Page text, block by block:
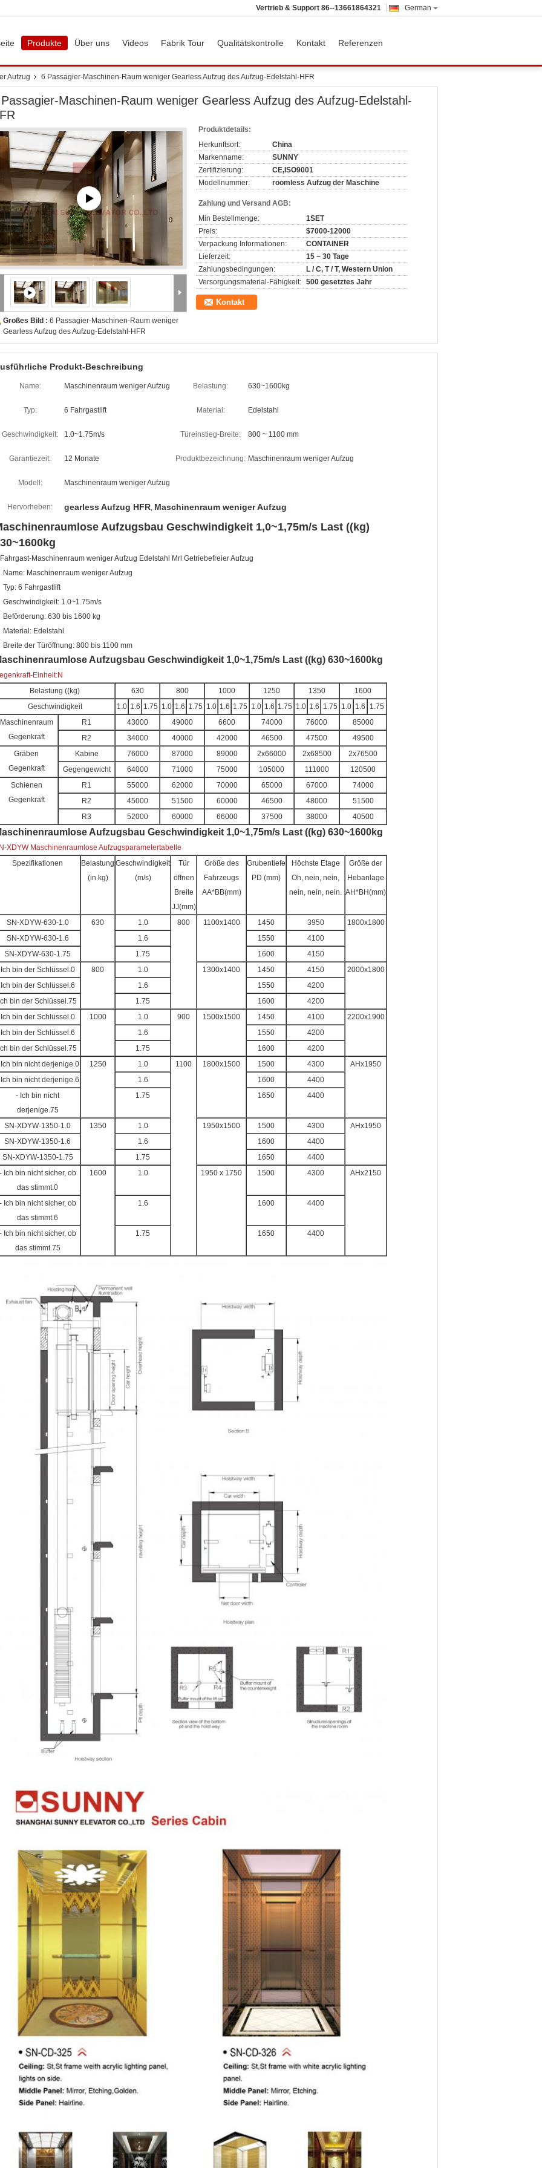
German
Vertrieb & Support 86--13661864321
Produkte Über uns Videos Fabrik Tour Qualitätskontrolle Kontakt Referenzen
Aufzug 6 Passagier-Maschinen-Raum weniger Gearless Aufzug des Aufzug-Edelstahl-HFR
Maschinen-Raum weniger Gearless Aufzug des Aufzug-Edelstahl-
Großes Bild : 6 Passagier-Maschinen-Raum weniger
Gearless Aufzug des Aufzug-Edelstahl-HFR
Produktdetails:
Herkunftsort:
China
Markenname:
SUNNY
Zertifizierung:
CE,ISO9001
Modellnummer:
roomless Aufzug der Maschine
Zahlung und Versand AGB:
Min Bestellmenge:
1SET
Preis:
$7000-12000
Verpackung Informationen:
CONTAINER
Lieferzeit:
15 ~ 30 Tage
Zahlungsbedingungen:
L / C, T / T, Western Union
Versorgungsmaterial-Fähigkeit: 500 gesetztes Jahr
Kontakt
Produkt-Beschreibung
Name: Maschinenraum weniger Aufzug Belastung: 630~1600kg
Typ: 6 Fahrgastlift Material: Edelstahl
Geschwindigkeit: 1.0~1.75m/s Türeinstieg-Breite: 800 ~ 1100 mm
Garantiezeit: 12 Monate Produktbezeichnung: Maschinenraum weniger Aufzug
Modell: Maschinenraum weniger Aufzug
Hervorheben: gearless Aufzug HFR, Maschinenraum weniger Aufzug
Aufzugsbau Geschwindigkeit 1,0~1,75m/s Last ((kg)
Maschinenraum weniger Aufzug Edelstahl Mrl Getriebefreier Aufzug
Name: Maschinenraum weniger Aufzug
Typ: 6 Fahrgastlift
Geschwindigkeit: 1.0~1.75m/s
Beförderung: 630 bis 1600 kg
Material: Edelstahl
Breite der Türöffnung: 800 bis 1100 mm
Aufzugsbau Geschwindigkeit 1,0~1,75m/s Last ((kg) 630~1600kg
Einheit:N
Belastung ((kg)
630 800 1000 1250 1350
1600
Geschwindigkeit
1.0 1.6 1.75 1.0 1.6 1.75 1.0 1.6 1.75 1.0 1.6 1.75 1.0 1.6 1.75 1.0 1.6
1.75
Maschinenraum
Gegenkraft
R1 43000 49000 6600 74000 76000
85000
R2
34000 40000 42000 46500 47500
49500
Gräben
Gegenkraft
Kabine 76000 87000 89000 2x66000 2x68500
2x76500
Gegengewicht
64000 71000 75000 105000 111000
120500
Schienen
Gegenkraft
R1 55000 62000 70000 65000 67000
74000
R2
45000 51500 60000 46500 48000
51500
R3
52000 60000 66000 37500 38000 40500
Aufzugsbau Geschwindigkeit 1,0~1,75m/s Last ((kg) 630~1600kg
XDYW Maschinenraumlose Aufzugsparametertabelle
Spezifikationen
Belastung
(in kg)
Geschwindigkeit
(m/s)
Tür
öffnen
Breite
JJ(mm)
Größe des
Fahrzeugs
AA*BB(mm)
Grubentiefe
PD (mm)
Höchste Etage
Oh, nein, nein,
nein, nein, nein.
Größe der
Hebanlage
AH*BH(mm)
SN-XDYW-630-1.0 630 1.0 800 1100x1400 1450 3950
1800x1800
SN-XDYW-630-1.6
1.6 1550
4100
SN-XDYW-630-1.75
1.75 1600
4150
Ich bin der Schlüssel.0
800 1.0 1300x1400 1450 4150
2000x1800
Ich bin der Schlüssel.6
1.6 1550
4200
Ich bin der Schlüssel.75
1.75 1600
4200
Ich bin der Schlüssel.0
1000 1.0 900 1500x1500 1450 4100
2200x1900
Ich bin der Schlüssel.6
1.6 1550
4200
Ich bin der Schlüssel.75
1.75 1600
4200
bin nicht derjenige.0
1250 1.0 1100 1800x1500 1500 4300
AHx1950
bin nicht derjenige.6
1.6 1600
4400
- Ich bin nicht
derjenige.75
1.75 1650 4400
SN-XDYW-1350-1.0 1350 1.0 1950x1500 1500 4300
AHx1950
SN-XDYW-1350-1.6
1.6 1600
4400
SN-XDYW-1350-1.75
1.75 1650
4400
- Ich bin nicht sicher, ob
das stimmt.0
1600 1.0 1950 x 1750 1500 4300 AHx2150
- Ich bin nicht sicher, ob
das stimmt.6
1.6 1600 4400
- Ich bin nicht sicher, ob
das stimmt.75
1.75 1650 4400